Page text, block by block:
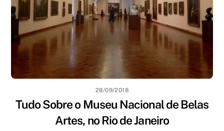
28/09/2018
Tudo Sobre o Museu Nacional de Belas
Artes, no Rio de Janeiro